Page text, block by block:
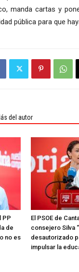
manda cartas y
pública para que
del autor
PP
de
no es
El PSOE de
consejero Silva
desautorizado
impulsar la